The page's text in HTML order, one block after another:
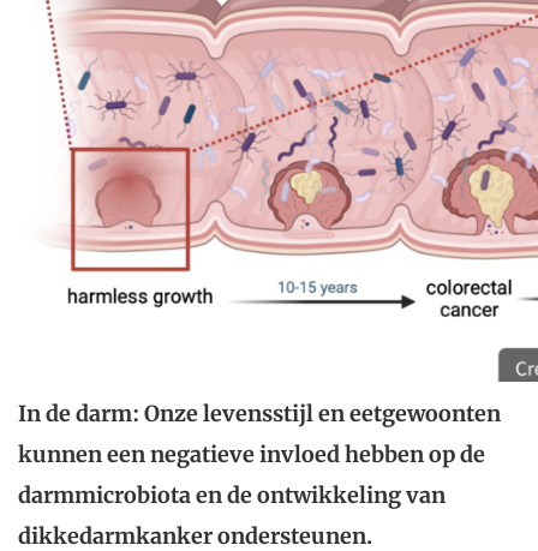
In de darm: Onze levensstijl en eetgewoonten
kunnen een negatieve invloed hebben op de
darmmicrobiota en de ontwikkeling van
dikkedarmkanker ondersteunen.